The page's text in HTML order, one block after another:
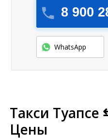
8 900
WhatsApp
Такси Туапсе
Цены